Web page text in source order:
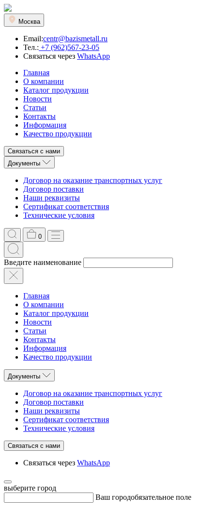
Москва
Email:centr@bazismetall.ru
Тел.: +7 (962)567-23-05
Связаться через WhatsApp
Главная
О компании
Каталог продукции
Новости
Статьи
Контакты
Информация
Качество продукции
Связаться с нами
Документы
Договор на оказание транспортных услуг
Договор поставки
Наши реквизиты
Сертификат соответствия
Технические условия
0
Введите наименование
Главная
О компании
Каталог продукции
Новости
Статьи
Контакты
Информация
Качество продукции
Документы
Договор на оказание транспортных услуг
Договор поставки
Наши реквизиты
Сертификат соответствия
Технические условия
Связаться с нами
Связаться через WhatsApp
выберите город
Ваш городобязательное поле